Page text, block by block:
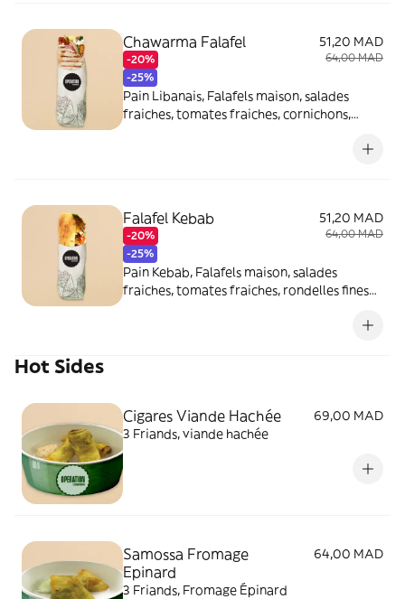
Chawarma Falafel
-20%
-25%
51,20 MAD
64,00 MAD
Pain Libanais, Falafels maison, salades
fraiches, tomates fraiches, cornichons,
Falafel Kebab
-20%
-25%
51,20 MAD
64,00 MAD
Pain Kebab, Falafels maison, salades
fraiches, tomates fraiches, rondelles fines
Hot Sides
Cigares Viande Hachée
69,00 MAD
3 Friands, viande hachée
Samossa Fromage
Epinard
64,00 MAD
3 Friands, Fromage Épinard